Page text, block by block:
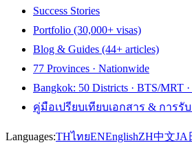
Success Stories
Portfolio (30,000+ visas)
Blog & Guides (44+ articles)
77 Provinces · Nationwide
Bangkok: 50 Districts · BTS/MRT
คู่มือเปรียบเทียบเอกสาร & การรั
Languages:THไทยENEnglishZH中文JA